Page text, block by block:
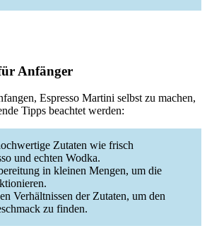
Anfänger
Espresso Martini selbst zu machen,
Tipps beachtet werden:
Zutaten wie frisch
und echten Wodka.
in kleinen Mengen, um die
Verhältnissen der Zutaten, um den
zu finden.